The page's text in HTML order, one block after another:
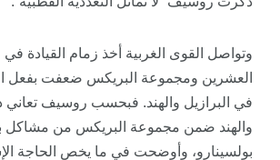
وتواصل القوى الغربية أخذ زمام القيادة
العشرين ومجموعة البريكس ضعفت بفعل
في البرازيل والهند. فبحسب روسيف تعاني
والهند ضمن مجموعة البريكس من مشاكل
بولسينارو، وأوضحت في ما يخص الحاجة